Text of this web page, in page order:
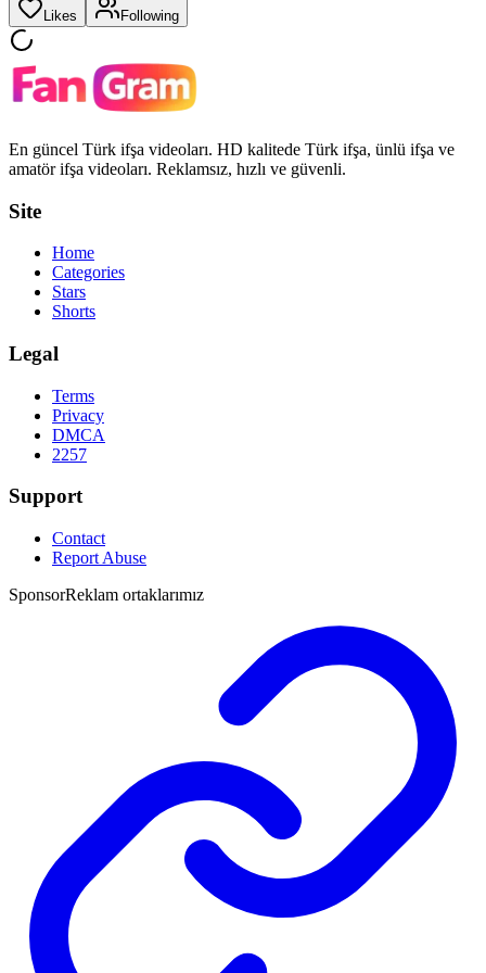
Likes Following
En güncel Türk ifşa videoları. HD kalitede Türk ifşa, ünlü ifşa ve
amatör ifşa videoları. Reklamsız, hızlı ve güvenli.
Site
Home
Categories
Stars
Shorts
Legal
Terms
Privacy
DMCA
2257
Support
Contact
Report Abuse
SponsorReklam ortaklarımız